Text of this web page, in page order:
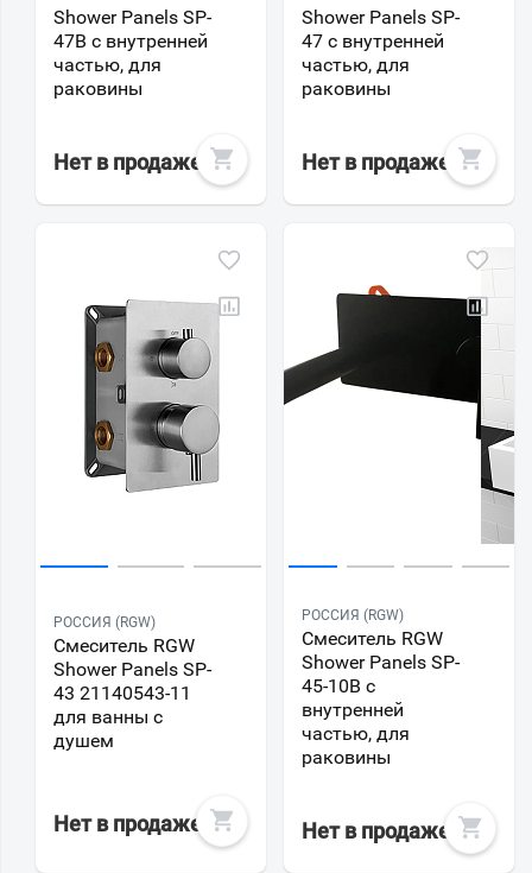
Shower Panels SP-
47B с внутренней
частью, для
раковины
Нет в продаже
Shower Panels SP-
47 с внутренней
частью, для
раковины
Нет в продаже
РОССИЯ (RGW)
Смеситель RGW
Shower Panels SP-
43 21140543-11
для ванны с
душем
Нет в продаже
РОССИЯ (RGW)
Смеситель RGW
Shower Panels SP-
45-10B с
внутренней
частью, для
раковины
Нет в продаже